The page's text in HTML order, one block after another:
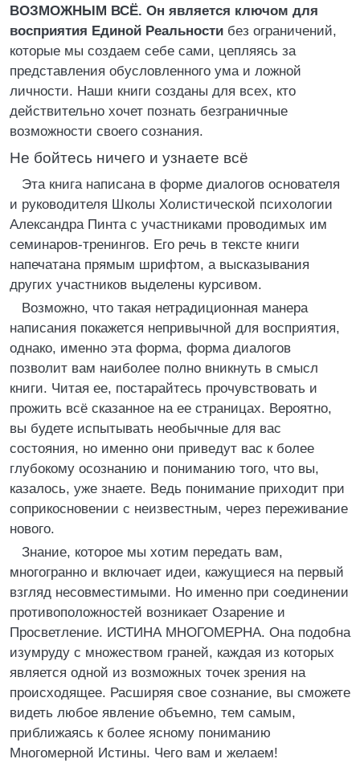
ВОЗМОЖНЫМ ВСЁ. Он является ключом для
восприятия Единой Реальности без ограничений,
которые мы создаем себе сами, цепляясь за
представления обусловленного ума и ложной
личности. Наши книги созданы для всех, кто
действительно хочет познать безграничные
возможности своего сознания.
Не бойтесь ничего и узнаете всё
Эта книга написана в форме диалогов основателя
и руководителя Школы Холистической психологии
Александра Пинта с участниками проводимых им
семинаров-тренингов. Его речь в тексте книги
напечатана прямым шрифтом, а высказывания
других участников выделены курсивом.
Возможно, что такая нетрадиционная манера
написания покажется непривычной для восприятия,
однако, именно эта форма, форма диалогов
позволит вам наиболее полно вникнуть в смысл
книги. Читая ее, постарайтесь прочувствовать и
прожить всё сказанное на ее страницах. Вероятно,
вы будете испытывать необычные для вас
состояния, но именно они приведут вас к более
глубокому осознанию и пониманию того, что вы,
казалось, уже знаете. Ведь понимание приходит при
соприкосновении с неизвестным, через переживание
нового.
Знание, которое мы хотим передать вам,
многогранно и включает идеи, кажущиеся на первый
взгляд несовместимыми. Но именно при соединении
противоположностей возникает Озарение и
Просветление. ИСТИНА МНОГОМЕРНА. Она подобна
изумруду с множеством граней, каждая из которых
является одной из возможных точек зрения на
происходящее. Расширяя свое сознание, вы сможете
видеть любое явление объемно, тем самым,
приближаясь к более ясному пониманию
Многомерной Истины. Чего вам и желаем!